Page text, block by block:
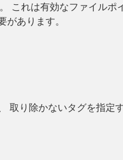
これは有効なファイルポ
があります。
取り除かないタグを指定